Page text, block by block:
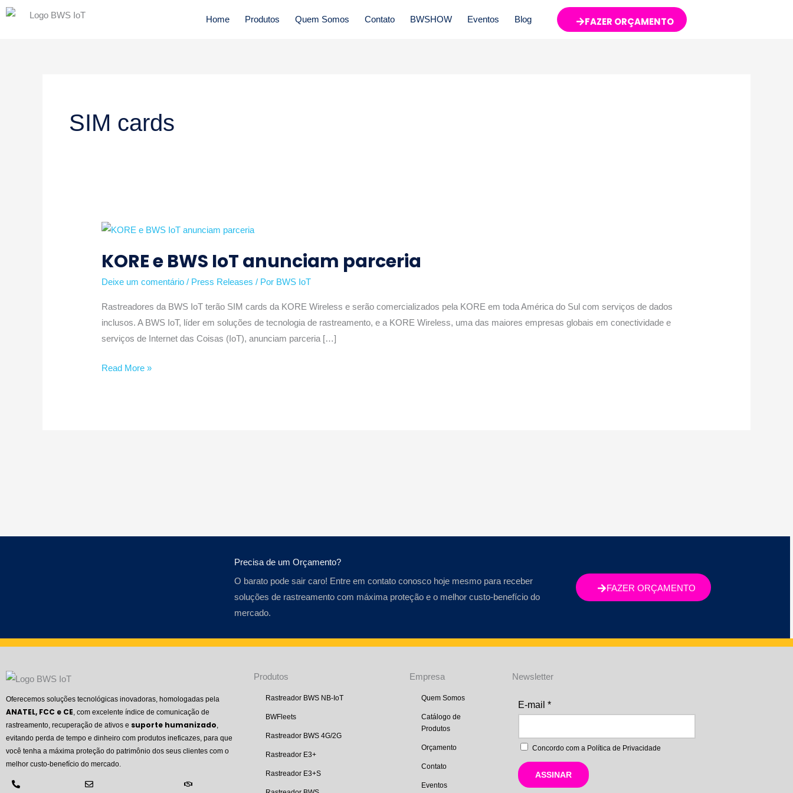
Home Produtos Quem Somos Contato BWSHOW Eventos Blog FAZER ORÇAMENTO
SIM cards
KORE e BWS IoT anunciam parceria
Deixe um comentário / Press Releases / Por BWS IoT
Rastreadores da BWS IoT terão SIM cards da KORE Wireless e serão comercializados pela KORE em toda América do Sul com serviços de dados
inclusos. A BWS IoT, líder em soluções de tecnologia de rastreamento, e a KORE Wireless, uma das maiores empresas globais em conectividade e
serviços de Internet das Coisas (IoT), anunciam parceria […]
KORE
BWS
parceria
Read More »
Precisa de um Orçamento?
O barato pode sair caro! Entre em contato conosco hoje mesmo para receber
soluções de rastreamento com máxima proteção e o melhor custo-benefício do
mercado.
FAZER ORÇAMENTO
Oferecemos soluções tecnológicas inovadoras, homologadas pela
ANATEL, FCC e CE, com excelente índice de comunicação de
rastreamento, recuperação de ativos e suporte humanizado,
evitando perda de tempo e dinheiro com produtos ineficazes, para que
você tenha a máxima proteção do patrimônio dos seus clientes com o
melhor custo-benefício do mercado.
Produtos
Rastreador BWS NB-IoT
BWFleets
Rastreador BWS 4G/2G
Rastreador E3+
Rastreador E3+S
Empresa
Quem Somos
Catálogo de
Produtos
Orçamento
Contato
Eventos
Newsletter